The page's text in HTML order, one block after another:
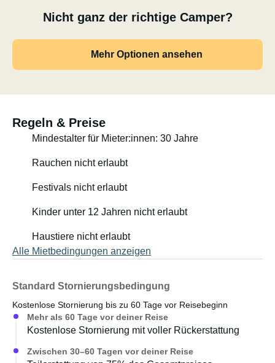
Länge des Fahrerhauses: 636 cm, mit längs eingebauten
Abschließbarer Fahrradträger für 2 Fahrräder. (Hinweis:
Keine E-Bikes, da diese zu schwer sind.)
Solarpanel mit 110-Ampere-Lithium-Batterie, sodass Sie
und einem kleinen Tisch.
Küchenausstattung.
Kleiner Gasgrill für den Außenbereich. Fernseher mit
DAB+ Radio mit Apple CarPlay, CD-Player und GPS-
Luftzirkulation.
Kurz gesagt: Sie finden hier alles, was moderne
Wohnmobile bieten: Dusche, WC, Heizung, Kühlschrank,
empfiehlt es sich, auf Campingplätzen die dortigen
Sanitäranlagen zu nutzen – mehr Platz und besserer
Wasserdruck.
Gas ist im Mietpreis enthalten. Es sind immer zwei Tanks
Nicht ganz der richtige Camper?
Mehr Optionen ansehen
Regeln & Preise
Mindestalter für Mieter:innen: 30 Jahre
Rauchen nicht erlaubt
Festivals nicht erlaubt
Kinder unter 12 Jahren nicht erlaubt
Haustiere nicht erlaubt
Alle Mietbedingungen anzeigen
Standard Stornierungsbedingung
Kostenlose Stornierung bis zu 60 Tage vor Reisebeginn
Mehr als 60 Tage vor deiner Reise
Kostenlose Stornierung mit voller Rückerstattung
Zwischen 30–60 Tagen vor deiner Reise